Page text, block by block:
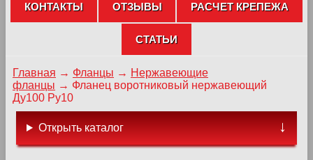
КОНТАКТЫ ОТЗЫВЫ РАСЧЕТ КРЕПЕЖА
СТАТЬИ
Главная → Фланцы → Нержавеющие
фланцы → Фланец воротниковый нержавеющий
Ду100 Ру10
Открыть каталог